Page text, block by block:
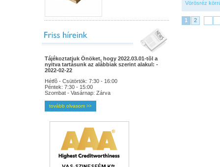
Tájékoztatjuk Önöket, hogy 2022.03.01-tõl a
nyitva tartásunk az alábbiak szerint alakul: -
2022-02-22
Hétfõ - Csütörtök: 7:30 - 16:00
Péntek: 7:30 - 15:00
Szombat - Vasárnap: Zárva
tovább olvasom >>
Vörösréz
1 2